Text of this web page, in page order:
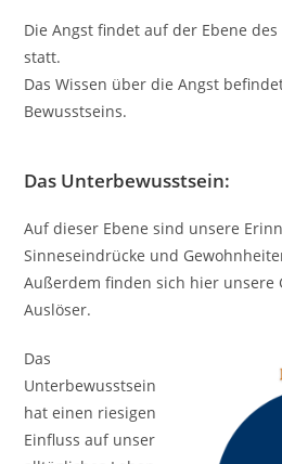
Die Angst findet auf der Ebene
statt.
Das Wissen über die Angst
Bewusstseins.
Das Unterbewusstsein:
Auf dieser Ebene sind unsere
Sinneseindrücke und
Außerdem finden sich hier unsere
Auslöser.
Das
Unterbewusstsein
hat einen riesigen
Einfluss auf unser